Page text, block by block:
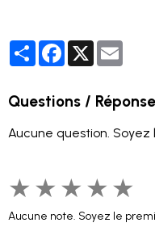
PartagerFacebook
X
Questions /
Aucune question.
★ ★ ★ ★ ★
Aucune note. Soyez le